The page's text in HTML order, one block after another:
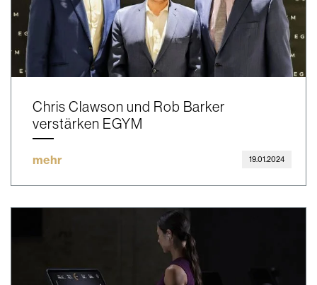
Chris Clawson und Rob Barker
verstärken EGYM
mehr 19.01.2024